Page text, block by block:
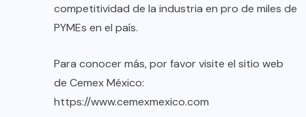
competitividad de la industria en pro de miles de
PYMEs en el país.
Para conocer más, por favor visite el sitio web
de Cemex México:
https://www.cemexmexico.com